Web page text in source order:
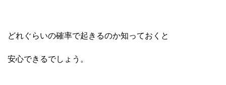
どれぐらいの確率で起きるのか知っておくと
安心できるでしょう。